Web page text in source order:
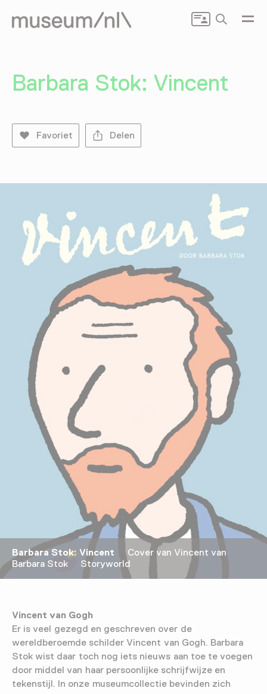
Zoeken
Barbara Stok: Vincent
Favoriet Delen
Barbara Stok: Vincent
Cover van Vincent van
Barbara Stok Storyworld
Vincent van Gogh
Er is veel gezegd en geschreven over de
wereldberoemde schilder Vincent van Gogh. Barbara
Stok wist daar toch nog iets nieuws aan toe te voegen
door middel van haar persoonlijke schrijfwijze en
tekenstijl. In onze museumcollectie bevinden zich